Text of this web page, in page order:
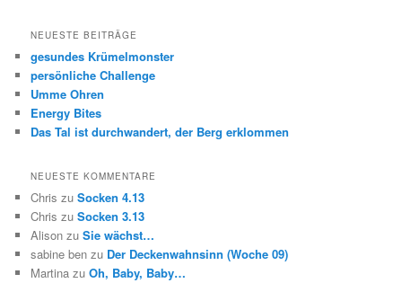
NEUESTE BEITRÄGE
gesundes Krümelmonster
persönliche Challenge
Umme Ohren
Energy Bites
Das Tal ist durchwandert, der Berg erklommen
NEUESTE KOMMENTARE
Chris zuSocken 4.13
Chris zuSocken 3.13
Alison zuSie wächst…
sabine ben zu Der Deckenwahnsinn (Woche 09)
Martina zuOh, Baby, Baby…